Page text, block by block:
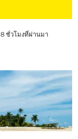
ชั่วโมงที่ผ่านมา